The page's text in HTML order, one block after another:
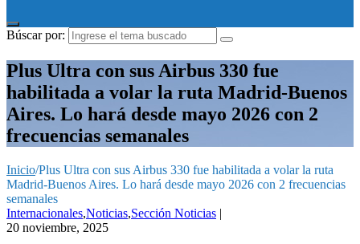
Búscar por:
Plus Ultra con sus Airbus 330 fue
habilitada a volar la ruta Madrid-Buenos
Aires. Lo hará desde mayo 2026 con 2
frecuencias semanales
Inicio/Plus Ultra con sus Airbus 330 fue habilitada a volar la ruta
Madrid-Buenos Aires. Lo hará desde mayo 2026 con 2 frecuencias
semanales
Internacionales,Noticias,Sección Noticias |
20 noviembre, 2025